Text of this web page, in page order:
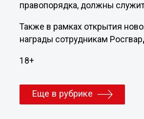
правопорядка, должны
Также в рамках открытия
награды сотрудникам
18+
Еще в рубрике